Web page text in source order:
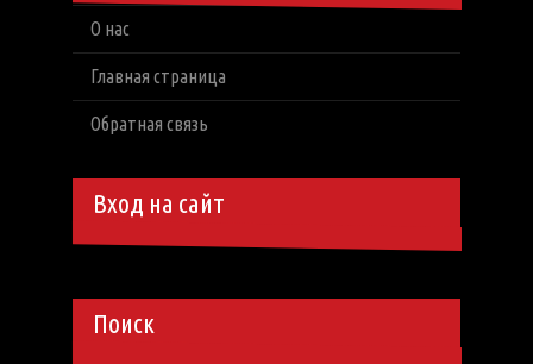
О нас
Главная страница
Обратная связь
Вход на сайт
Поиск